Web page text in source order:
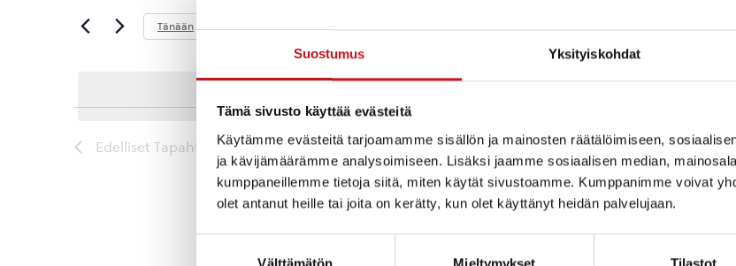
Suostumus Yksityiskohdat
Tämä sivusto käyttää evästeitä
Käytämme evästeitä tarjoamamme sisällön ja mainosten räätälöimiseen,
ja kävijämäärämme analysoimiseen. Lisäksi jaamme sosiaalisen median,
kumppaneillemme tietoja siitä, miten käytät sivustoamme. Kumppanimme voivat
olet antanut heille tai joita on kerätty, kun olet käyttänyt heidän palvelujaan.
Välttämätön Mieltymykset Tilastot
Näkymät
hakusanalla.
Tänään Tuleva
Edelliset Tapahtumat